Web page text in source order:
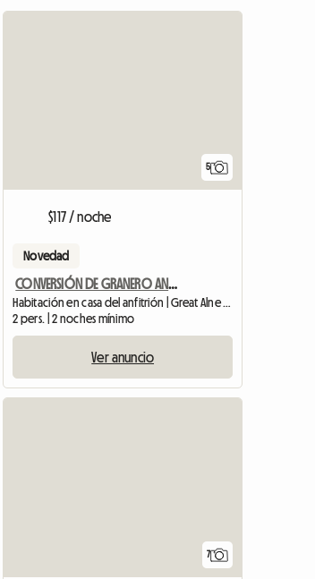
5
$117 / noche
Novedad
CONVERSIÓN DE GRANERO ANEXO AUTÓNOMO DE UNA HABITACIÓN
Habitación en casa del anfitrión | Great Alne (B49 6HH) | 70 M2
2 pers. | 2 noches mínimo
Ver anuncio
7